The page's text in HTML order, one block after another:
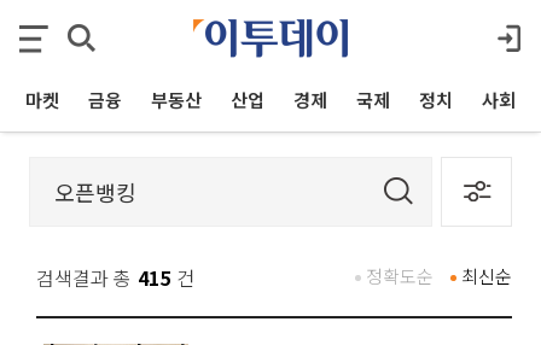
마켓 금융 부동산 산업 경제 국제 정치 사회
검색결과 총 415 건 최신순
정확도순